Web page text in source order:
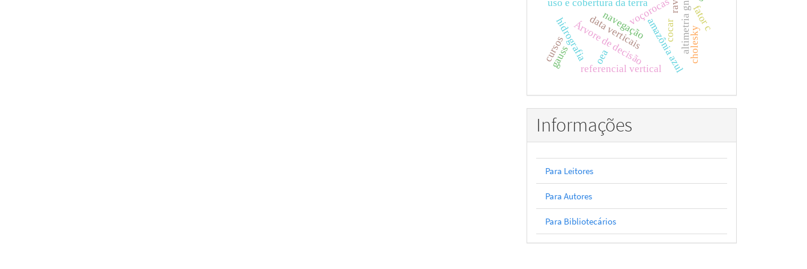
data verticaisamazônia azul
voçorocas
Árvore de decisão
uso e cobertura da terra
referencial vertical
altimetria gnss-r
hidrografia navegação cocar fator c
gauss cholesky
oea
cursos
Informações
Para Leitores
Para Autores
Para Bibliotecários